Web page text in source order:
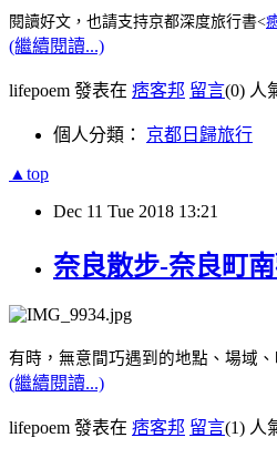
閱讀好文，也請支持京都深度旅行書<
(繼續閱讀...)
lifepoem 發表在 痞客邦 留言(0) 人
個人分類： 京都日歸旅行
▲top
Dec 11 Tue 2018 13:21
奈良散步-奈良町
有時，無意間巧遇到的地點、場域
(繼續閱讀...)
lifepoem 發表在 痞客邦 留言(1) 人